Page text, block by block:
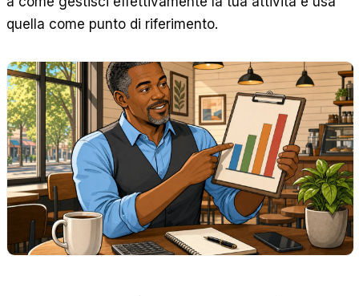
quella come punto di riferimento.